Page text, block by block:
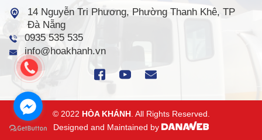
14 Nguyễn Tri Phương, Phường Thanh Khê, TP
Đà Nẵng
0935 535 535
info@hoakhanh.vn
© 2022 HÒA KHÁNH. All Rights Reserved.
Designed and Maintained by